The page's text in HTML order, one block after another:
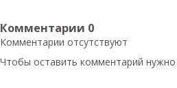
Комментарии 0
Комментарии отсутствуют
Чтобы оставить комментарий нужно